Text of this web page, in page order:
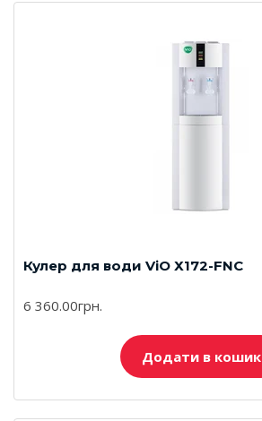
Кулер для води ViO Х172-FNC
6 360.00грн.
Додати в кошик